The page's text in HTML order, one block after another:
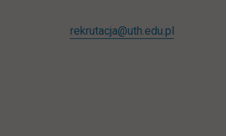
rekrutacja@uth.edu.pl